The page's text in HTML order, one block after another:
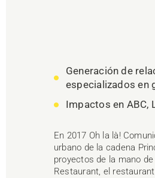
Generación de
especializados en
Impactos en ABC,
En 2017 Oh la là!
urbano de la cadena
proyectos de la mano
Restaurant, el